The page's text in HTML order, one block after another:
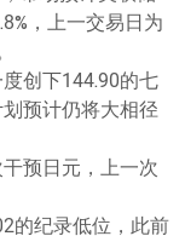
，上一交易日为
创下144.90的七
预计仍将大相径
预日元，上一次
的纪录低位，此前